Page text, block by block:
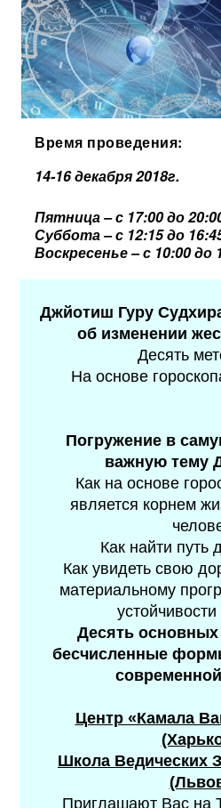
Время проведения:
14-16 декабря 2018г.
Пятница – с 17:00 до
Суббота – с 12:15 до
Воскресенье – с 10:00 до
Джйотиш Гуру
об изменении
Десять
На основе
Погружение в
важную тему
Как на основе
является корнем
Как найти путь
Как увидеть свою
материальному
Десять
бесчисленные
Центр «Камала
Школа Ведических
Приглашают Вас